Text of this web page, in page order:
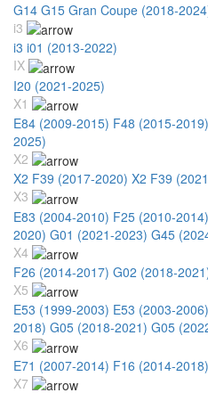
G14 G15 Gran Coupe (2018-
i3
i3 i01 (2013-2022)
IX
I20 (2021-2025)
X1
E84 (2009-2015) F48 (2015-2019)
2025)
X2
X2 F39 (2017-2020) X2 F39
X3
E83 (2004-2010) F25 (2010-2014)
2020) G01 (2021-2023) G45
X4
F26 (2014-2017) G02 (2018-
X5
E53 (1999-2003) E53 (2003-2006)
2018) G05 (2018-2021) G05
X6
E71 (2007-2014) F16 (2014-2018)
X7